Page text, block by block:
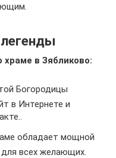
в Зябликово:
Богородицы
в Интернете и
обладает мощной
всех желающих.